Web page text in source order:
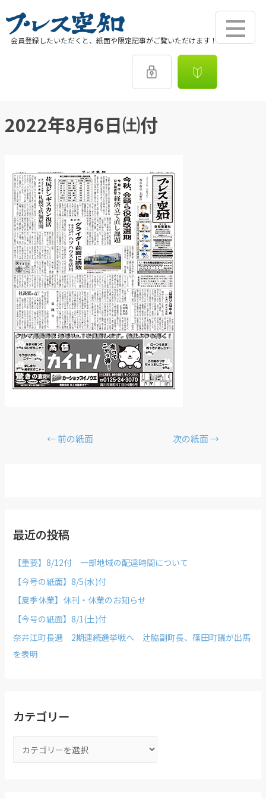
会員登録したいただくと、紙面や限定記事がご覧いただけます！
2022年8月6日㈯付
←前の紙面 次の紙面→
最近の投稿
【重要】8/12付 一部地域の配達時間について
【今号の紙面】8/5(水)付
【夏季休業】休刊・休業のお知らせ
【今号の紙面】8/1(土)付
奈井江町長選 2期連続選挙戦へ 辻脇副町長、篠田町議が出馬
を表明
カテゴリー